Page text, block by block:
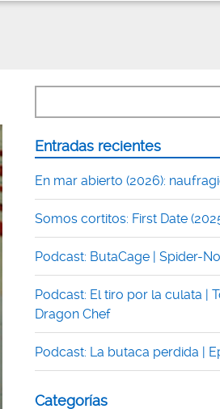
Entradas recientes
En mar abierto (2026):
Somos cortitos: First Date
Podcast: ButaCage | Spider-
Podcast: El tiro por la culata |
Dragon Chef
Podcast: La butaca perdida |
Categorías